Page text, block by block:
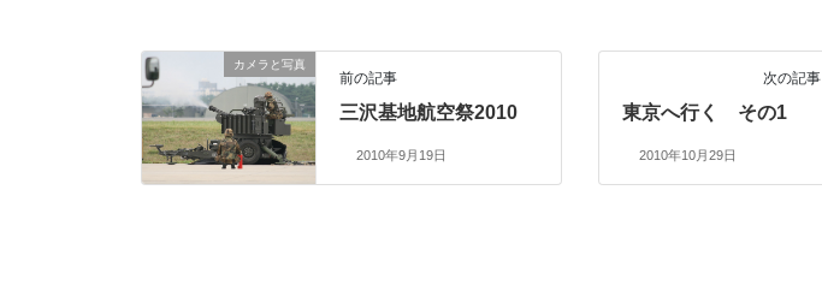
カメラと写真
前の記事
三沢基地航空祭2010
2010年9月19日
次の記事
東京へ行く その1
2010年10月29日